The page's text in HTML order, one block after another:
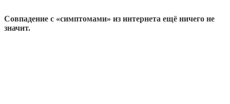
Совпадение с «симптомами» из интернета ещё ничего не
значит.